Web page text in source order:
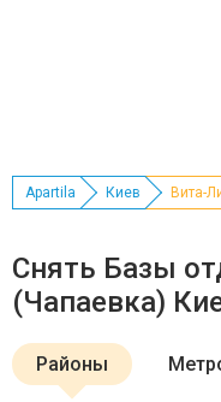
Apartila Киев Вита-
Снять Базы
(Чапаевка)
Районы